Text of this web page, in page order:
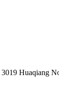
Huaqiang